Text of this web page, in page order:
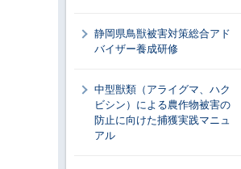
静岡県鳥獣被害対策総合アド
バイザー養成研修
中型獣類（アライグマ、ハク
ビシン）による農作物被害の
防止に向けた捕獲実践マニュ
アル